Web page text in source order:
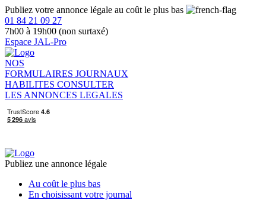
Publiez votre annonce légale au coût le plus bas
01 84 21 09 27
7h00 à 19h00 (non surtaxé)
Espace JAL-Pro
NOS
FORMULAIRES JOURNAUX
HABILITES CONSULTER
LES ANNONCES LEGALES
Publiez une annonce légale
Au coût le plus bas
En choisissant votre journal